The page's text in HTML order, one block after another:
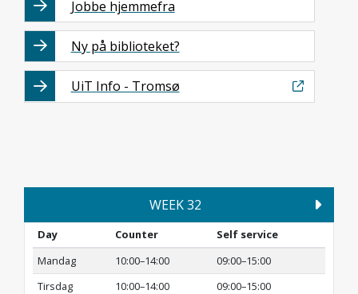
Jobbe hjemmefra
Ny på biblioteket?
UiT Info - Tromsø
WEEK 32
Day Counter
Self service
Mandag
10:00–14:00
09:00–15:00
Tirsdag
10:00–14:00
09:00–15:00